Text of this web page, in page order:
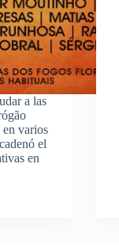
a las
varios
el
en